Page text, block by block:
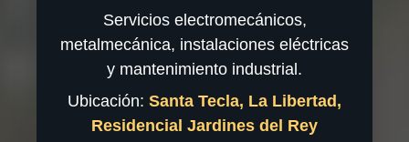
Servicios electromecánicos,
metalmecánica, instalaciones eléctricas
y mantenimiento industrial.
Ubicación: Santa Tecla, La Libertad,
Residencial Jardines del Rey